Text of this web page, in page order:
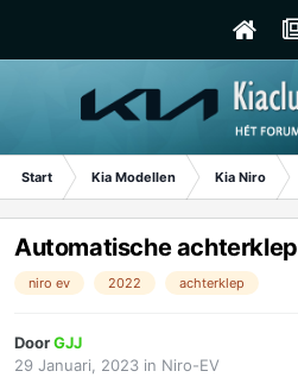
Start Kia Modellen Kia Niro
Automatische achterklep
niro ev 2022 achterklep
DoorGJJ
29 Januari, 2023 in Niro-EV